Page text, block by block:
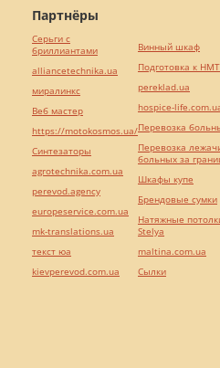
Партнёры
Серьги с
бриллиантами
alliancetechnika.ua
миралинкс
Веб мастер
https://motokosmos.ua/
Синтезаторы
agrotechnika.com.ua
perevod.agency
europeservice.com.ua
mk-translations.ua
текст юа
kievperevod.com.ua
Винный шкаф
Подготовка к
pereklad.ua
hospice-
Перевозка
Перевозка
больных за
Шкафы купе
Брендовые сумки
Натяжные
Stelya
maltina.com.ua
Cылки